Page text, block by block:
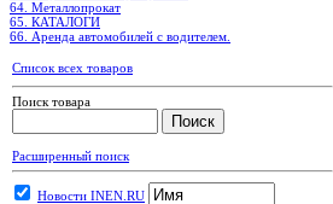
64. Металлопрокат
65. КАТАЛОГИ
66. Аренда автомобилей с водителем.
Список всех товаров
Поиск товара
Расширенный поиск
Новости INEN.RU